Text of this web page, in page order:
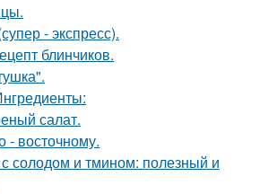
- экспресс).
блинчиков.
салат.
- восточному.
солодом и тмином: полезный и